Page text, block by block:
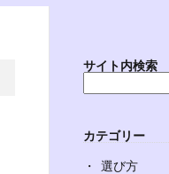
サイト内検索
カテゴリー
選び方